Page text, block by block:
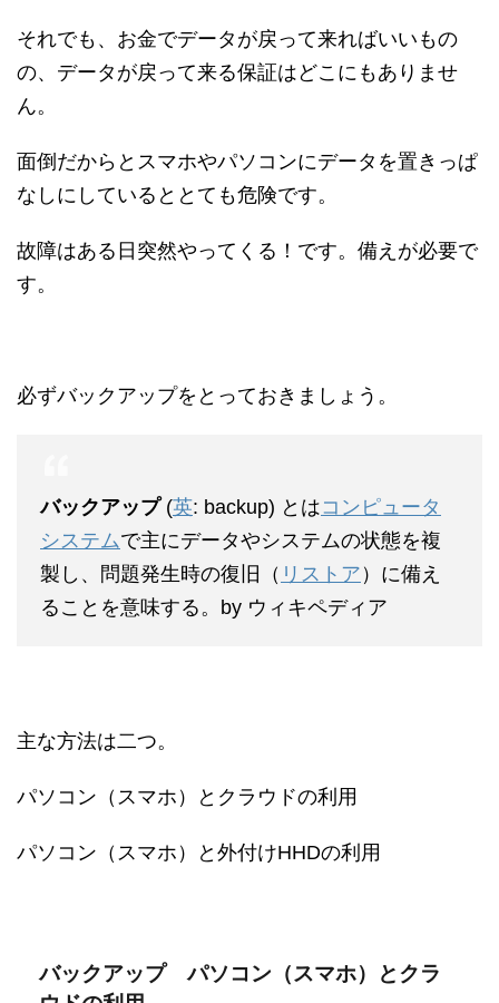
それでも、お金でデータが戻って来ればいいもの
の、データが戻って来る保証はどこにもありませ
ん。
面倒だからとスマホやパソコンにデータを置きっぱ
なしにしているととても危険です。
故障はある日突然やってくる！です。備えが必要で
す。
必ずバックアップをとっておきましょう。
バックアップ(英: backup) とはコンピュータ
システムで主にデータやシステムの状態を複
製し、問題発生時の復旧（ リストア ）に備え
ることを意味する。by ウィキペディア
主な方法は二つ。
パソコン（スマホ）とクラウドの利用
パソコン（スマホ）と外付けHHDの利用
バックアップ パソコン（スマホ）とクラ